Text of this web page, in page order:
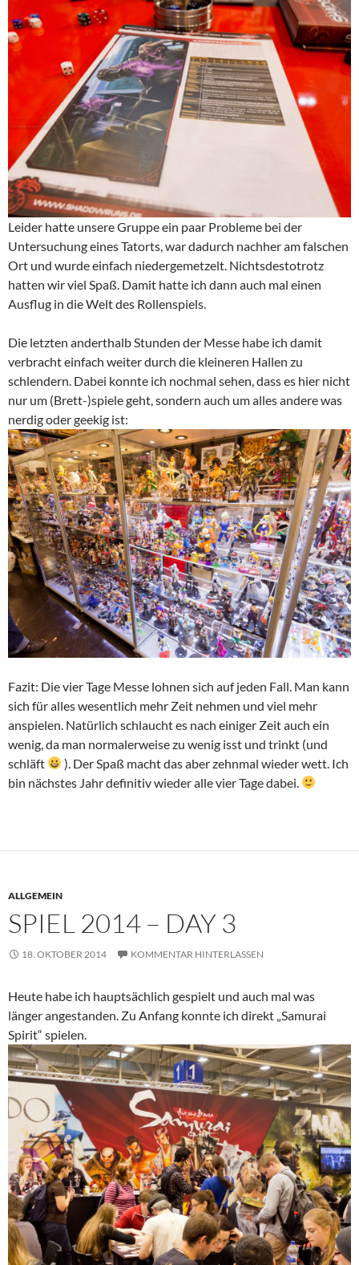
Leider hatte unsere Gruppe ein paar Probleme bei der
Untersuchung eines Tatorts, war dadurch nachher am falschen
Ort und wurde einfach niedergemetzelt. Nichtsdestotrotz
hatten wir viel Spaß. Damit hatte ich dann auch mal einen
Ausflug in die Welt des Rollenspiels.
Die letzten anderthalb Stunden der Messe habe ich damit
verbracht einfach weiter durch die kleineren Hallen zu
schlendern. Dabei konnte ich nochmal sehen, dass es hier nicht
nur um (Brett-)spiele geht, sondern auch um alles andere was
nerdig oder geekig ist:
Fazit: Die vier Tage Messe lohnen sich auf jeden Fall. Man kann
sich für alles wesentlich mehr Zeit nehmen und viel mehr
anspielen. Natürlich schlaucht es nach einiger Zeit auch ein
wenig, da man normalerweise zu wenig isst und trinkt (und
schläft
). Der Spaß macht das aber zehnmal wieder wett. Ich
bin nächstes Jahr definitiv wieder alle vier Tage dabei.
ALLGEMEIN
SPIEL 2014 – DAY 3
18. OKTOBER 2014 KOMMENTAR HINTERLASSEN
Heute habe ich hauptsächlich gespielt und auch mal was
länger angestanden. Zu Anfang konnte ich direkt „Samurai
Spirit“ spielen.